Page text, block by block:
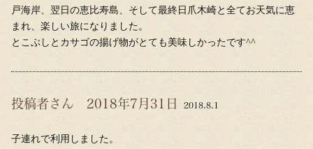
戸海岸、翌日の恵比寿島、そして最終日爪木崎と全てお天気に恵
まれ、楽しい旅になりました。
とこぶしとカサゴの揚げ物がとても美味しかったです^^
投稿者さん 2018年7月31日 2018.8.1
子連れで利用しました。